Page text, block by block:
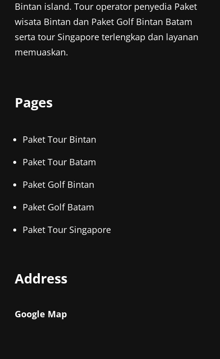
Bintan island. Tour operator penyedia Paket
wisata Bintan dan Paket Golf Bintan Batam
serta tour Singapore terlengkap dan layanan
memuaskan.
Pages
Paket Tour Bintan
Paket Tour Batam
Paket Golf Bintan
Paket Golf Batam
Paket Tour Singapore
Address
Google Map